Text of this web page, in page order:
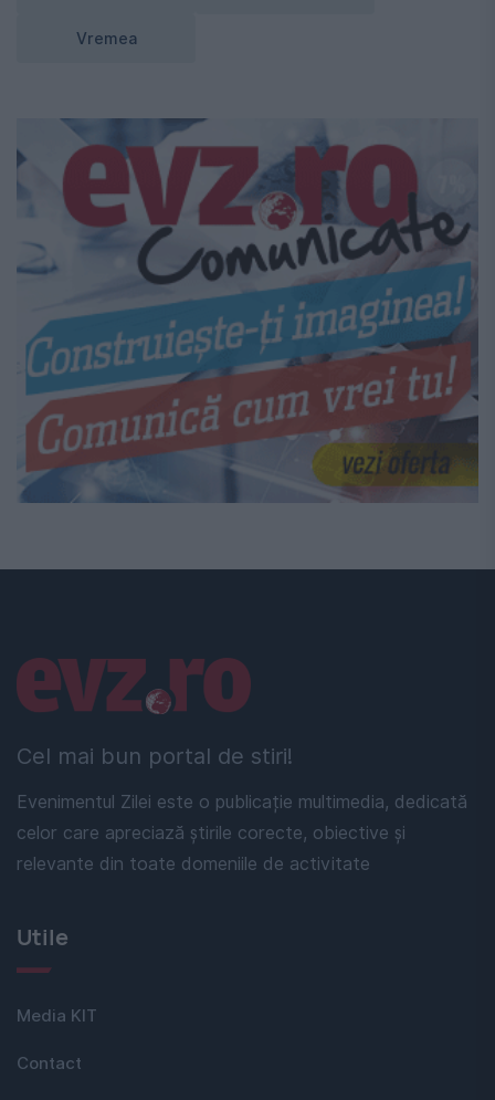
Vremea
Cel mai bun portal de stiri!
Evenimentul Zilei este o publicație multimedia, dedicată
celor care apreciază știrile corecte, obiective și
relevante din toate domeniile de activitate
Linkuri utile
Utile
Media KIT
Contact